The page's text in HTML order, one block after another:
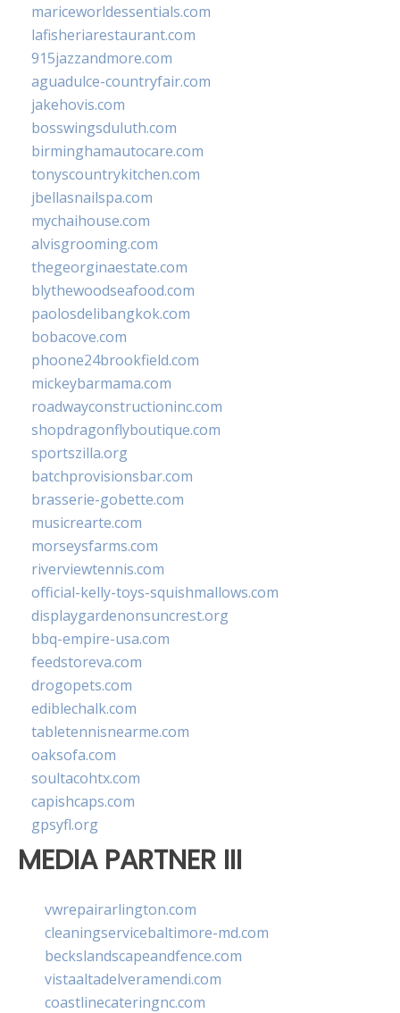
mariceworldessentials.com
lafisheriarestaurant.com
915jazzandmore.com
aguadulce-countryfair.com
jakehovis.com
bosswingsduluth.com
birminghamautocare.com
tonyscountrykitchen.com
jbellasnailspa.com
mychaihouse.com
alvisgrooming.com
thegeorginaestate.com
blythewoodseafood.com
paolosdelibangkok.com
bobacove.com
phoone24brookfield.com
mickeybarmama.com
roadwayconstructioninc.com
shopdragonflyboutique.com
sportszilla.org
batchprovisionsbar.com
brasserie-gobette.com
musicrearte.com
morseysfarms.com
riverviewtennis.com
official-kelly-toys-squishmallows.com
displaygardenonsuncrest.org
bbq-empire-usa.com
feedstoreva.com
drogopets.com
ediblechalk.com
tabletennisnearme.com
oaksofa.com
soultacohtx.com
capishcaps.com
gpsyfl.org
MEDIA PARTNER III
vwrepairarlington.com
cleaningservicebaltimore-md.com
beckslandscapeandfence.com
vistaaltadelveramendi.com
coastlinecateringnc.com